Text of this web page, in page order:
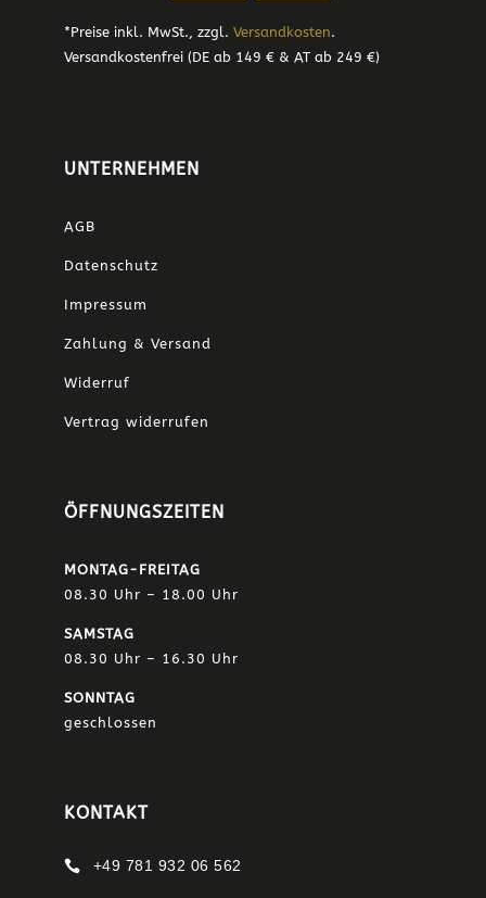
*Preise inkl. MwSt., zzgl. Versandkosten.
Versandkostenfrei (DE ab 149 € & AT ab 249 €)
UNTERNEHMEN
AGB
Datenschutz
Impressum
Zahlung & Versand
Widerruf
Vertrag widerrufen
ÖFFNUNGSZEITEN
MONTAG-FREITAG
08.30 Uhr – 18.00 Uhr
SAMSTAG
08.30 Uhr – 16.30 Uhr
SONNTAG
geschlossen
KONTAKT
 +49 781 932 06 562